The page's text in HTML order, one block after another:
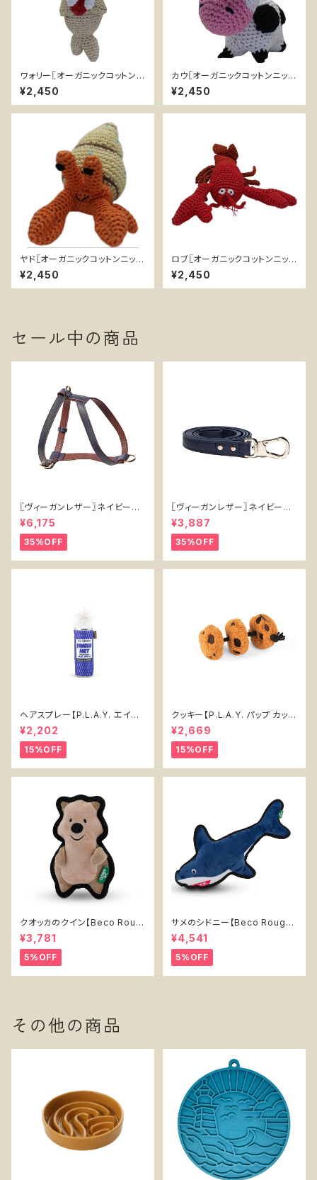
ワォリー〖オーガニックコットンニ
ットセイウチ〗小型犬用おもちゃ
¥2,450
カウ〖オーガニックコットンニット
うし〗小型犬用おもちゃ
¥2,450
ヤド〖オーガニックコットンニット
ヤドカリ〗小型犬用おもちゃ
¥2,450
ロブ〖オーガニックコットンニット
ロブスター〗小型犬用おもちゃ
¥2,450
セール中の商品
〖ヴィーガンレザー〗ネイビーハ
ーネス【Vegan Leather Navy
Harness】
¥6,175
35%OFF
〖ヴィーガンレザー〗ネイビーリ
ード【Vegan Leather Navy L
ead】
¥3,887
35%OFF
ヘアスプレー【P.L.A.Y. エイテ
ィーズ クラシック】犬用おもちゃ
Pawqua Net 【P.L.A.Y. 80s
Classics Collection】
¥2,202
15%OFF
クッキー【P.L.A.Y. パップ カップ
カフェ】犬用おもちゃ Cookies
n' Treats 【P.L.A.Y. Pup Cup
Cafe Collection】
¥2,669
15%OFF
クオッカのクイン【Beco Roug
h & Tough Recycled Plasti
c Quokka】
¥3,781
5%OFF
サメのシドニー【Beco Rough
& Tough Recycled Plastic
Shark】
¥4,541
5%OFF
その他の商品